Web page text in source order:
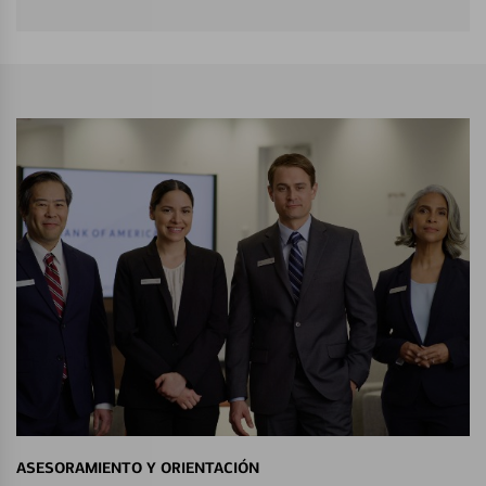
ASESORAMIENTO Y ORIENTACIÓN